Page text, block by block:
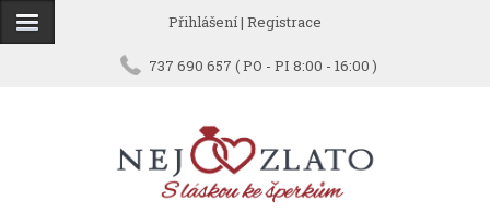
Přihlášení| Registrace
737 690 657 ( PO - PI 8:00 - 16:00 )